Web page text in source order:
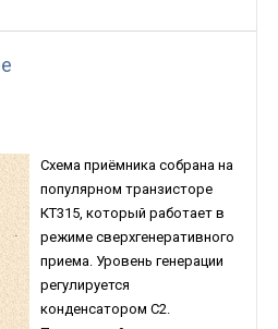
Схема приёмника собрана на
популярном транзисторе
КТ315, который работает в
режиме сверхгенеративного
приема. Уровень генерации
регулируется
конденсатором C2.